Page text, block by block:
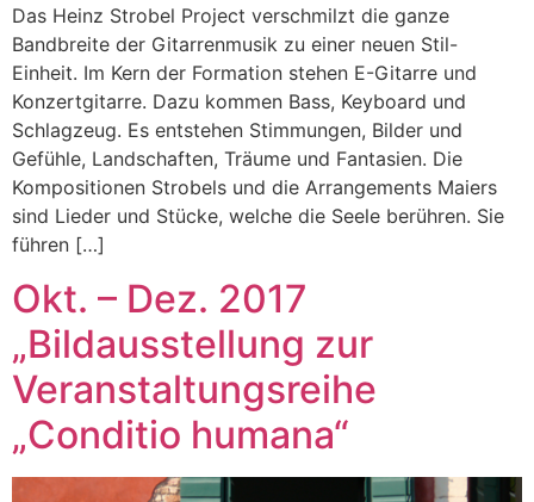
Das Heinz Strobel Project verschmilzt die ganze
Bandbreite der Gitarrenmusik zu einer neuen Stil-
Einheit. Im Kern der Formation stehen E-Gitarre und
Konzertgitarre. Dazu kommen Bass, Keyboard und
Schlagzeug. Es entstehen Stimmungen, Bilder und
Gefühle, Landschaften, Träume und Fantasien. Die
Kompositionen Strobels und die Arrangements Maiers
sind Lieder und Stücke, welche die Seele berühren. Sie
führen […]
Okt. – Dez. 2017
„Bildausstellung zur
Veranstaltungsreihe
„Conditio humana“